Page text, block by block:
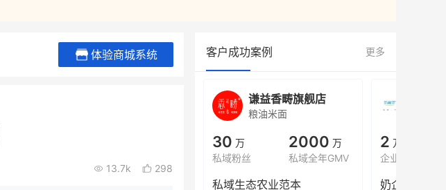
体验商城系统
13.7k 298
客户成功案例 更多
谦益香畴旗舰店
粮油米面
30 万
私域粉丝
2000 万
私域全年GMV
私域生态农业范本
2 万人
奶企靠企业